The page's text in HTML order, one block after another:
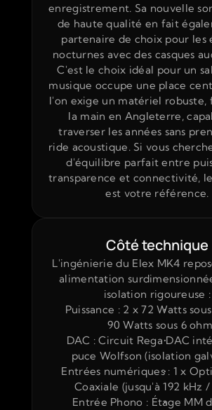
enregistrement. Sa nouvelle
de haute qualité en fait
partenaire de choix pour les
nocturnes avec des casques
C'est le choix idéal pour un
musique occupe une place
l'on exige un matériel robuste,
la main en Angleterre,
traverser les années sans
ride acoustique. Si vous
d'équilibre parfait entre
transparence et connectivité,
est votre référence.
L'ingénierie du Elex MK4
alimentation
isolation rigoureuse :
Puissance : 2 x 72 Watts
90 Watts sous 6
DAC : Circuit Rega DAC
puce Wolfson (isolation
Entrées numériques : 1 x
Coaxiale (jusqu'à 192 kHz
Entrée Phono : Étage MM
Côté technique